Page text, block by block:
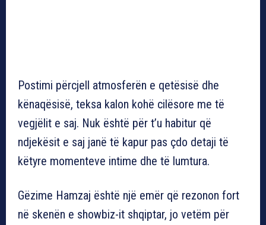
Postimi përcjell atmosferën e qetësisë dhe
kënaqësisë, teksa kalon kohë cilësore me të
vegjëlit e saj. Nuk është për t’u habitur që
ndjekësit e saj janë të kapur pas çdo detaji të
këtyre momenteve intime dhe të lumtura.
Gëzime Hamzaj është një emër që rezonon fort
në skenën e showbiz-it shqiptar, jo vetëm për